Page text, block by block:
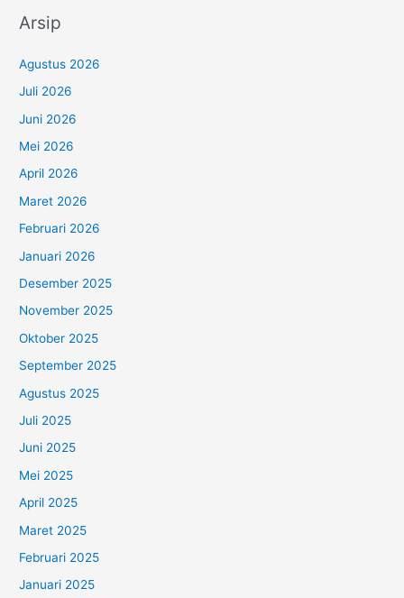
Arsip
Agustus 2026
Juli 2026
Juni 2026
Mei 2026
April 2026
Maret 2026
Februari 2026
Januari 2026
Desember 2025
November 2025
Oktober 2025
September 2025
Agustus 2025
Juli 2025
Juni 2025
Mei 2025
April 2025
Maret 2025
Februari 2025
Januari 2025